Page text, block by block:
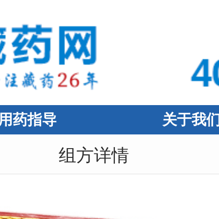
药指导 关于我
组方详情